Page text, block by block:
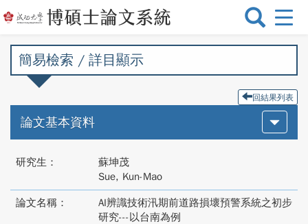
選
切
簡易檢索 / 詳目顯示
回結果列表
論文基本資料
研究生：
蘇坤茂
Sue, Kun-Mao
論文名稱：
AI辨識技術汛期前道路損壞預警系統之初步
研究---以台南為例